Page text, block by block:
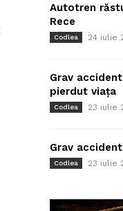
Autotren
Rece
Codlea 24 iulie
Grav
pierdut viața
Codlea 23 iulie
Grav
Codlea 23 iulie